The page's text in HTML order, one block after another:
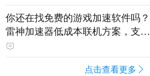
你还在找免费的游戏加速软件吗？
雷神加速器低成本联机方案，支持
免费试用
点击查看更多